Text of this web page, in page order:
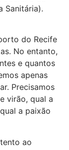
Sanitária).
do Recife
No entanto,
e quantos
apenas
Precisamos
virão, qual a
a paixão
ao